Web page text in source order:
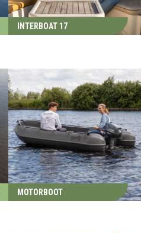
INTERBOAT 17
MOTORBOOT